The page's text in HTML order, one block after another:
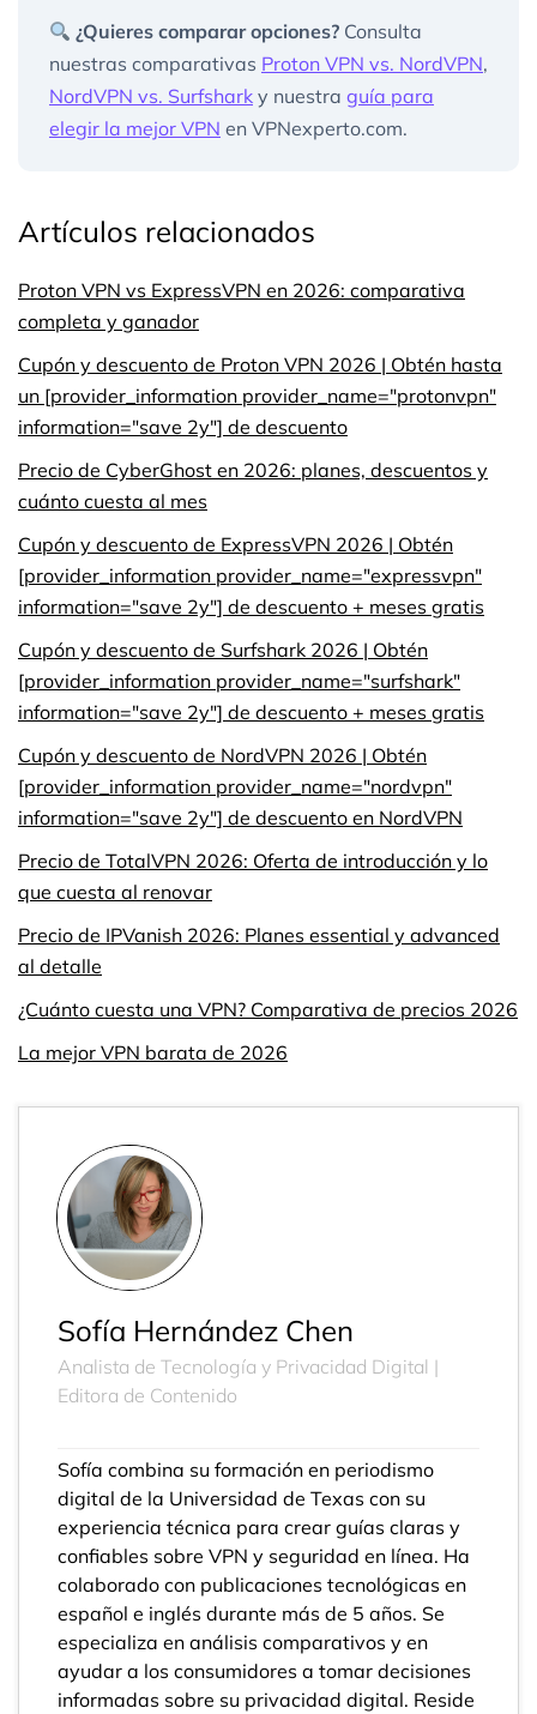
¿Quieres comparar opciones? Consulta
nuestras comparativas Proton VPN vs. NordVPN,
NordVPN vs. Surfshark y nuestra guía para
elegir la mejor VPN en VPNexperto.com.
Artículos relacionados
Proton VPN vs ExpressVPN en 2026: comparativa
completa y ganador
Cupón y descuento de Proton VPN 2026 | Obtén hasta
un [provider_information provider_name="protonvpn"
information="save 2y"] de descuento
Precio de CyberGhost en 2026: planes, descuentos y
cuánto cuesta al mes
Cupón y descuento de ExpressVPN 2026 | Obtén
[provider_information provider_name="expressvpn"
information="save 2y"] de descuento + meses gratis
Cupón y descuento de Surfshark 2026 | Obtén
[provider_information provider_name="surfshark"
information="save 2y"] de descuento + meses gratis
Cupón y descuento de NordVPN 2026 | Obtén
[provider_information provider_name="nordvpn"
information="save 2y"] de descuento en NordVPN
Precio de TotalVPN 2026: Oferta de introducción y lo
que cuesta al renovar
Precio de IPVanish 2026: Planes essential y advanced
al detalle
¿Cuánto cuesta una VPN? Comparativa de precios 2026
La mejor VPN barata de 2026
Sofía Hernández Chen
Analista de Tecnología y Privacidad Digital |
Editora de Contenido
Sofía combina su formación en periodismo
digital de la Universidad de Texas con su
experiencia técnica para crear guías claras y
confiables sobre VPN y seguridad en línea. Ha
colaborado con publicaciones tecnológicas en
español e inglés durante más de 5 años. Se
especializa en análisis comparativos y en
ayudar a los consumidores a tomar decisiones
informadas sobre su privacidad digital. Reside